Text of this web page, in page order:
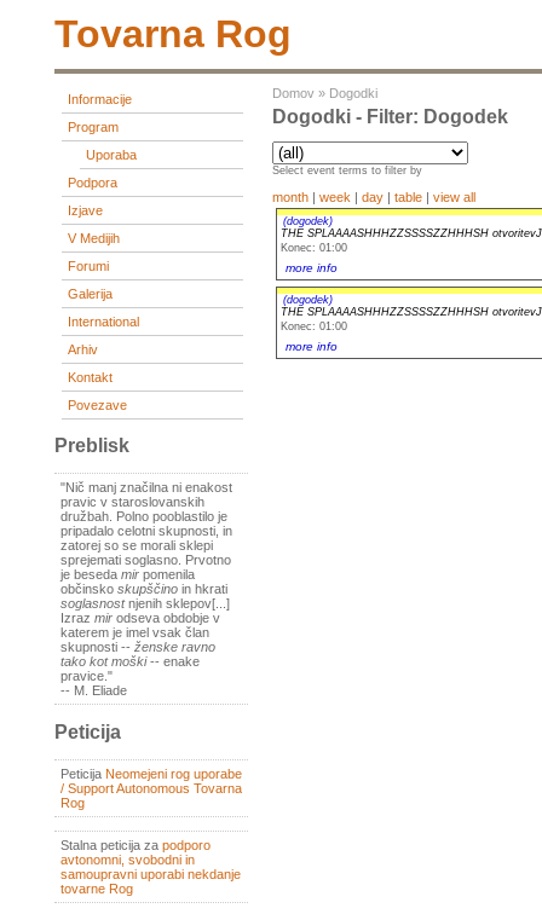
Tovarna Rog
Informacije
Program
Uporaba
Podpora
Izjave
V Medijih
Forumi
Galerija
International
Arhiv
Kontakt
Povezave
Preblisk
"Nič manj značilna ni enakost
pravic v staroslovanskih
družbah. Polno pooblastilo je
pripadalo celotni skupnosti, in
zatorej so se morali sklepi
sprejemati soglasno. Prvotno
je beseda mir pomenila
občinsko skupščino in hkrati
soglasnostnjenih sklepov[...]
Izraz mir odseva obdobje v
katerem je imel vsak član
skupnosti -- ženske ravno
tako kot moški-- enake
pravice."
-- M. Eliade
Peticija
Peticija Neomejeni rog uporabe
/ Support Autonomous Tovarna
Rog
Stalna peticija za podporo
avtonomni, svobodni in
samoupravni uporabi nekdanje
tovarne Rog
Domov » Dogodki
Dogodki - Filter: Dogodek
Select event terms to filter by
month | week | day | table | view all
(dogodek)
THE SPLAAAASHHHZZSSSSZZHHHSH
Konec: 01:00
more info
(dogodek)
THE SPLAAAASHHHZZSSSSZZHHHSH
Konec: 01:00
more info